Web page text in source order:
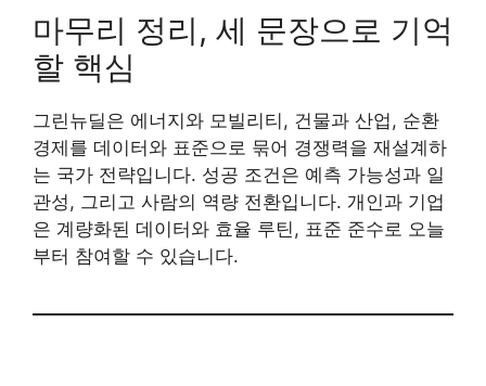
마무리 정리, 세 문장으로 기억
할 핵심
그린뉴딜은 에너지와 모빌리티, 건물과 산업, 순환
경제를 데이터와 표준으로 묶어 경쟁력을 재설계하
는 국가 전략입니다. 성공 조건은 예측 가능성과 일
관성, 그리고 사람의 역량 전환입니다. 개인과 기업
은 계량화된 데이터와 효율 루틴, 표준 준수로 오늘
부터 참여할 수 있습니다.